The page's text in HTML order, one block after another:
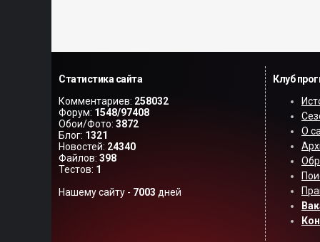
Статистика сайта
Комментариев: 258032
Форум: 1548/97408
Обои/Фото: 3872
Блог: 1321
Новостей: 24340
Файлов: 398
Тестов: 1
Нашему сайту - 7003 дней
Клуб
О